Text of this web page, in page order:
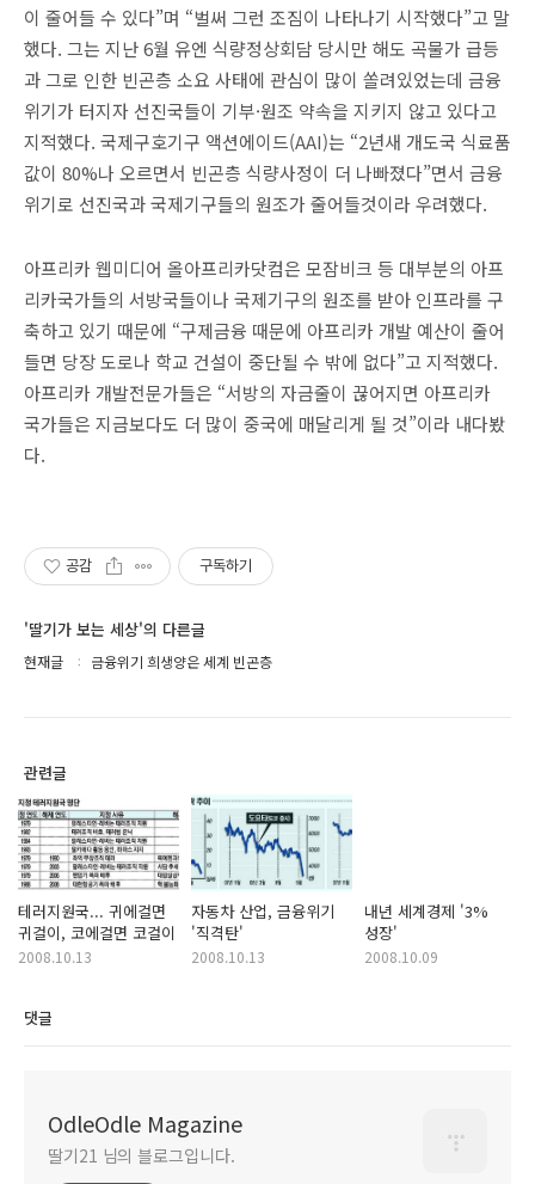
이 줄어들 수 있다”며 “벌써 그런 조짐이 나타나기 시작했다”고 말
했다. 그는 지난 6월 유엔 식량정상회담 당시만 해도 곡물가 급등
과 그로 인한 빈곤층 소요 사태에 관심이 많이 쏠려있었는데 금융
위기가 터지자 선진국들이 기부·원조 약속을 지키지 않고 있다고
지적했다. 국제구호기구 액션에이드(AAI)는 “2년새 개도국 식료품
값이 80%나 오르면서 빈곤층 식량사정이 더 나빠졌다”면서 금융
위기로 선진국과 국제기구들의 원조가 줄어들것이라 우려했다.
아프리카 웹미디어 올아프리카닷컴은 모잠비크 등 대부분의 아프
리카국가들의 서방국들이나 국제기구의 원조를 받아 인프라를 구
축하고 있기 때문에 “구제금융 때문에 아프리카 개발 예산이 줄어
들면 당장 도로나 학교 건설이 중단될 수 밖에 없다”고 지적했다.
아프리카 개발전문가들은 “서방의 자금줄이 끊어지면 아프리카
국가들은 지금보다도 더 많이 중국에 매달리게 될 것”이라 내다봤
다.
공감 구독하기
'딸기가 보는 세상'의 다른글
현재글 금융위기 희생양은 세계 빈곤층
관련글
테러지원국... 귀에걸면
귀걸이, 코에걸면 코걸이
2008.10.13
자동차 산업, 금융위기
'직격탄'
2008.10.13
내년 세계경제 '3%
성장'
2008.10.09
댓글
OdleOdle Magazine
딸기21 님의 블로그입니다.